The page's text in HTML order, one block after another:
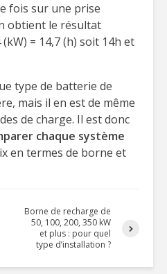
fois sur une prise
obtient le résultat
= 14,7 (h) soit 14h et
type de batterie de
mais il en est de même
de charge. Il est donc
chaque système
en termes de borne et
Borne de recharge de
50, 100, 200, 350 kW
et plus : pour quel
type d’installation ?